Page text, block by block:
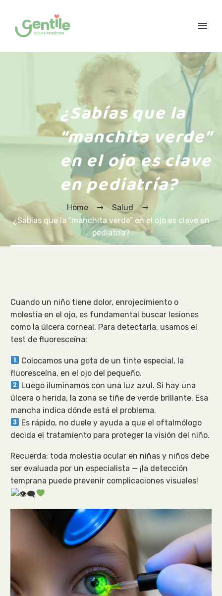
¿Sabías que la
“manchita verde”
en el ojo es clave
en pediatría?
Home
Salud
¿Sabías que la “manchita verde” en el ojo es clave en
pediatría?
Cuando un niño tiene dolor, enrojecimiento o
molestia en el ojo, es fundamental buscar lesiones
como la úlcera corneal. Para detectarla, usamos el
test de fluoresceína:
Colocamos una gota de un tinte especial, la
fluoresceína, en el ojo del pequeño.
Luego iluminamos con una luz azul. Si hay una
úlcera o herida, la zona se tiñe de verde brillante. Esa
mancha indica dónde está el problema.
Es rápido, no duele y ayuda a que el oftalmólogo
decida el tratamiento para proteger la visión del niño.
Recuerda: toda molestia ocular en niñas y niños debe
ser evaluada por un especialista — ¡la detección
temprana puede prevenir complicaciones visuales!